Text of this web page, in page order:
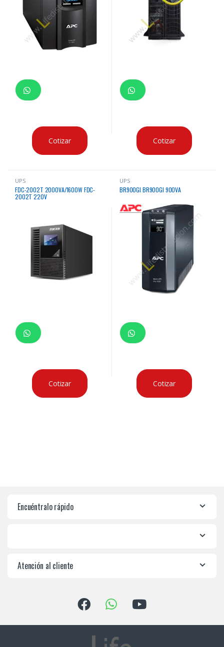
Cotizar Cotizar
UPS
FDC-2002T 2000VA/1600W FDC-
2002T 220V
Cotizar
UPS
BR900GI BR900GI 900VA
Cotizar
Encuéntralo rápido
Atención al cliente